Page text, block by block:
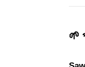
🌱